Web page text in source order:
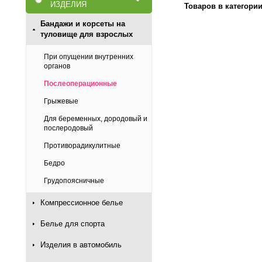
ИЗДЕЛИЯ
Бандажи и корсеты на
туловище для взрослых
При опущении внутренних
органов
Послеоперационные
Грыжевые
Для беременных, дородовый и
послеродовый
Противорадикулитные
Бедро
Грудопоясничные
Компрессионное белье
Белье для спорта
Изделия в автомобиль
Товаров в